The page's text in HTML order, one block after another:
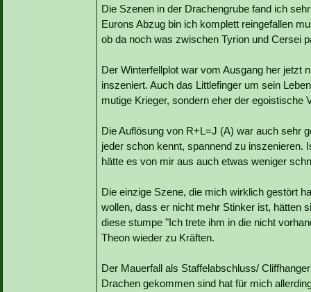
Die Szenen in der Drachengrube fand ich
Eurons Abzug bin ich komplett reingefallen
ob da noch was zwischen Tyrion und Cersei
Der Winterfellplot war vom Ausgang her jetzt
inszeniert. Auch das Littlefinger um sein
mutige Krieger, sondern eher der egoistische
Die Auflösung von R+L=J (A) war auch sehr
jeder schon kennt, spannend zu inszenieren.
hätte es von mir aus auch etwas weniger
Die einzige Szene, die mich wirklich gestört
wollen, dass er nicht mehr Stinker ist, hätten
diese stumpe "Ich trete ihm in die nicht
Theon wieder zu Kräften.
Der Mauerfall als Staffelabschluss/
Drachen gekommen sind hat für mich